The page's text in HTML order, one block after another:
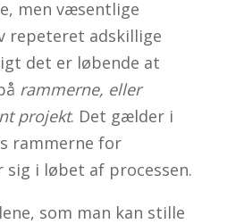
men væsentlige
repeteret adskillige
det er løbende at
rammerne, eller
projekt. Det gælder i
rammerne for
i løbet af processen.
som man kan stille